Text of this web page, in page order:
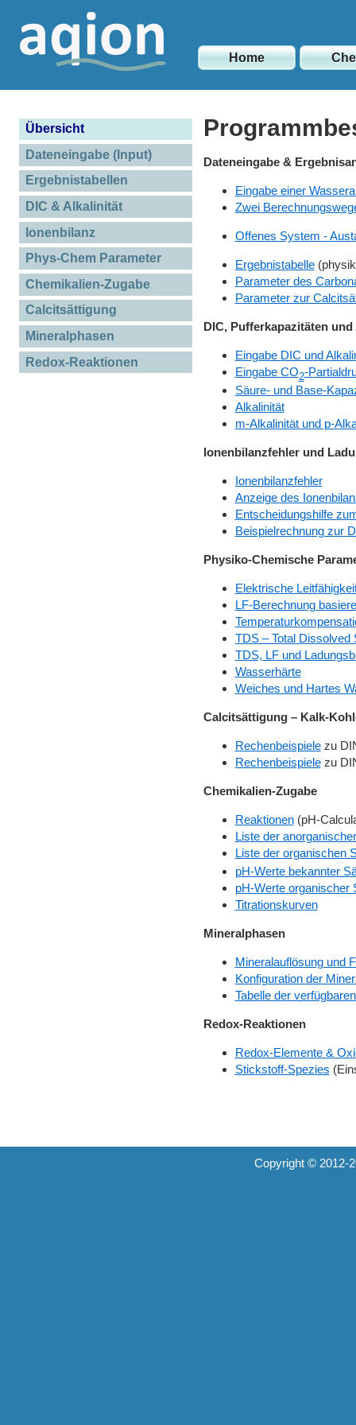
Home
Übersicht
Dateneingabe (Input)
Ergebnistabellen
DIC & Alkalinität
Ionenbilanz
Phys-Chem Parameter
Chemikalien-Zugabe
Calcitsättigung
Mineralphasen
Redox-Reaktionen
Dateneingabe &
Eingabe einer
Zwei
Offenes System -
Ergebnistabelle
Parameter des
Parameter zur
DIC, Pufferkapazitäten
Eingabe DIC und
Eingabe CO2-
Säure- und Base-
Alkalinität
m-Alkalinität und p-
Ionenbilanzfehler und
Ionenbilanzfehler
Anzeige des
Entscheidungshilfe
Beispielrechnung zur
Physiko-Chemische
Elektrische
LF-Berechnung
TDS – Total Dissolved
TDS, LF und
Wasserhärte
Weiches und Hartes
Calcitsättigung – Kalk-
Rechenbeispielezu
Rechenbeispielezu
Chemikalien-Zugabe
Reaktionen(pH-
Liste der
Liste der organischen
pH-Werte bekannter
pH-Werte organischer
Titrationskurven
Mineralphasen
Mineralauflösung und
Konfiguration der
Tabelle der
Redox-Reaktionen
Redox-Elemente &
Stickstoff-Spezies
Copyright ©